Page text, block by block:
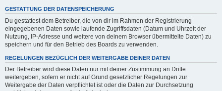
GESTATTUNG DER DATENSPEICHERUNG
Du gestattest dem Betreiber, die von dir im Rahmen der Registrierung
eingegebenen Daten sowie laufende Zugriffsdaten (Datum und Uhrzeit der
Nutzung, IP-Adresse und weitere von deinem Browser übermittelte Daten) zu
speichern und für den Betrieb des Boards zu verwenden.
REGELUNGEN BEZÜGLICH DER WEITERGABE DEINER DATEN
Der Betreiber wird diese Daten nur mit deiner Zustimmung an Dritte
weitergeben, sofern er nicht auf Grund gesetzlicher Regelungen zur
Weitergabe der Daten verpflichtet ist oder die Daten zur Durchsetzung